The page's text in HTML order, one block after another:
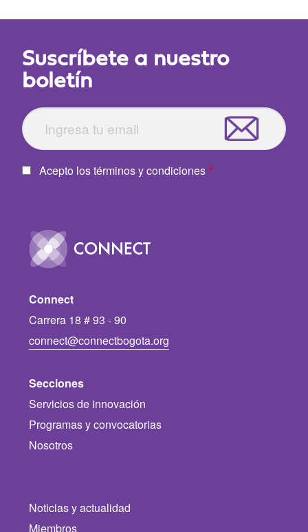
Suscríbete a nuestro
boletín
Acepto los términos y condiciones
Image
Connect
Carrera 18 # 93 - 90
connect@connectbogota.org
Secciones
Servicios de innovación
Programas y convocatorias
Nosotros
Noticias y actualidad
Miembros